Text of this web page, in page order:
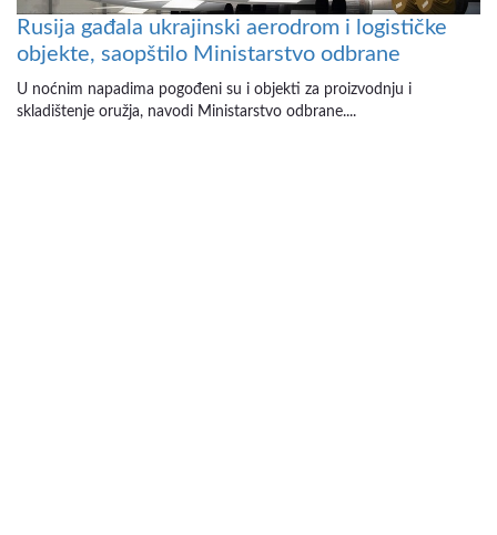
Rusija gađala ukrajinski aerodrom i logističke
objekte, saopštilo Ministarstvo odbrane
U noćnim napadima pogođeni su i objekti za proizvodnju i
skladištenje oružja, navodi Ministarstvo odbrane....